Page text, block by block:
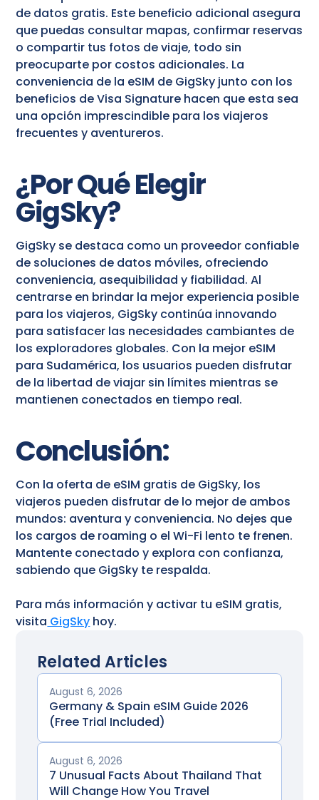
de datos gratis. Este beneficio adicional asegura
que puedas consultar mapas, confirmar reservas
o compartir tus fotos de viaje, todo sin
preocuparte por costos adicionales. La
conveniencia de la eSIM de GigSky junto con los
beneficios de Visa Signature hacen que esta sea
una opción imprescindible para los viajeros
frecuentes y aventureros.
¿Por Qué Elegir
GigSky?
GigSky se destaca como un proveedor confiable
de soluciones de datos móviles, ofreciendo
conveniencia, asequibilidad y fiabilidad. Al
centrarse en brindar la mejor experiencia posible
para los viajeros, GigSky continúa innovando
para satisfacer las necesidades cambiantes de
los exploradores globales. Con la mejor eSIM
para Sudamérica, los usuarios pueden disfrutar
de la libertad de viajar sin límites mientras se
mantienen conectados en tiempo real.
Conclusión:
Con la oferta de eSIM gratis de GigSky, los
viajeros pueden disfrutar de lo mejor de ambos
mundos: aventura y conveniencia. No dejes que
los cargos de roaming o el Wi-Fi lento te frenen.
Mantente conectado y explora con confianza,
sabiendo que GigSky te respalda.
Para más información y activar tu eSIM gratis,
visita GigSky hoy.
Related Articles
August 6, 2026
Germany & Spain eSIM Guide 2026
(Free Trial Included)
August 6, 2026
7 Unusual Facts About Thailand That
Will Change How You Travel